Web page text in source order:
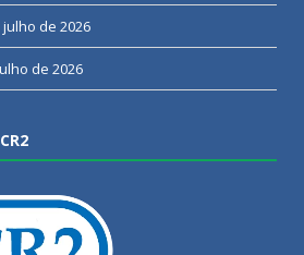
julho de 2026
de 2026